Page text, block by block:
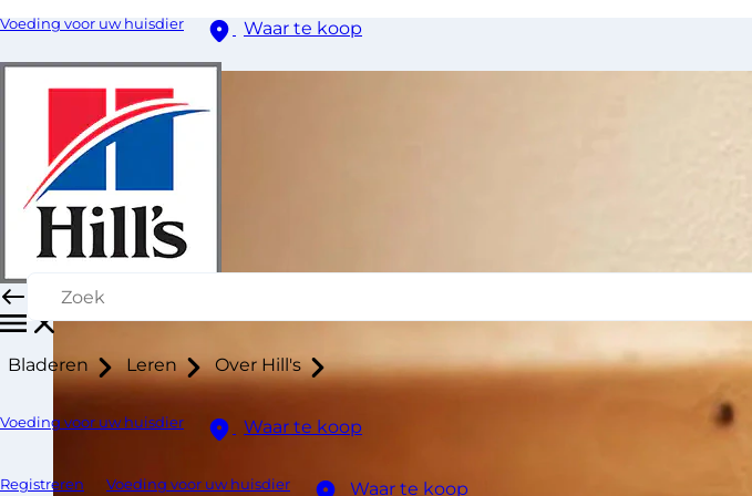
Voeding voor uw huisdier Waar te koop
Bladeren Leren Over Hill's
Voeding voor uw huisdier Waar te koop
Registreren Voeding voor uw huisdier Waar te koop